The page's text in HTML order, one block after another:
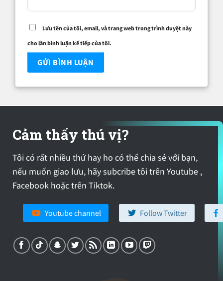
Lưu tên của tôi, email, và trang web trong trình duyệt này
cho lần bình luận kế tiếp của tôi.
Cảm thấy thú vị?
Tôi có rất nhiều thứ hay ho có thể chia sẻ với bạn,
nếu muốn giao lưu, hãy subcribe tôi trên Youtube ,
Facebook hoặc trên Tiktok.
Youtube channel Follow Twitter